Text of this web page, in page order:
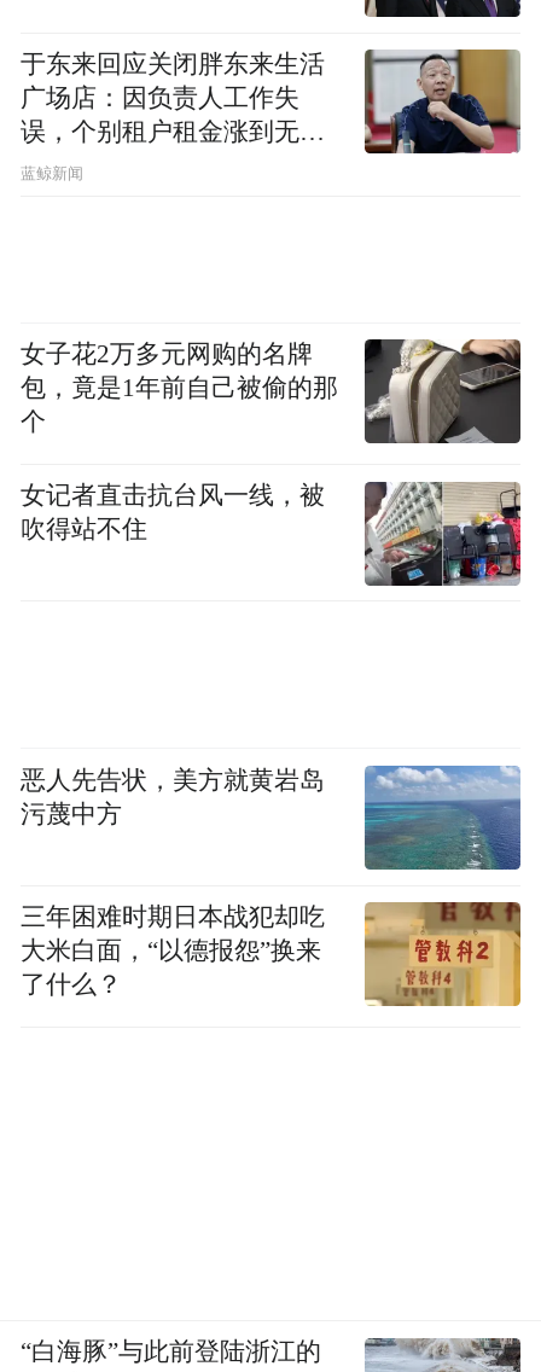
于东来回应关闭胖东来生活
广场店：因负责人工作失
误，个别租户租金涨到无法
想象
蓝鲸新闻
女子花2万多元网购的名牌
包，竟是1年前自己被偷的那
个
女记者直击抗台风一线，被
吹得站不住
恶人先告状，美方就黄岩岛
污蔑中方
三年困难时期日本战犯却吃
大米白面，“以德报怨”换来
了什么？
“白海豚”与此前登陆浙江的